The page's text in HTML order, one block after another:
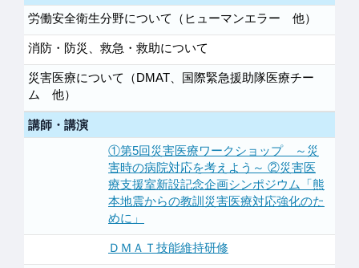
労働安全衛生分野について（ヒューマンエラー 他）
消防・防災、救急・救助について
災害医療について（DMAT、国際緊急援助隊医療チー
ム 他）
講師・講演
①第5回災害医療ワークショップ ～災
害時の病院対応を考えよう～ ②災害医
療支援室新設記念企画シンポジウム「熊
本地震からの教訓災害医療対応強化のた
めに」
ＤＭＡＴ技能維持研修